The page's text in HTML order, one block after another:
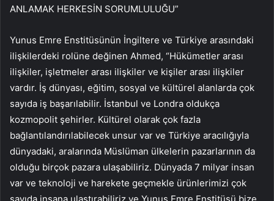
ANLAMAK HERKESİN SORUMLULUĞU”
Yunus Emre Enstitüsünün İngiltere ve Türkiye arasındaki
ilişkilerdeki rolüne değinen Ahmed, “Hükümetler arası
ilişkiler, işletmeler arası ilişkiler ve kişiler arası ilişkiler
vardır. İş dünyası, eğitim, sosyal ve kültürel alanlarda çok
sayıda iş başarılabilir. İstanbul ve Londra oldukça
kozmopolit şehirler. Kültürel olarak çok fazla
bağlantılandırılabilecek unsur var ve Türkiye aracılığıyla
dünyadaki, aralarında Müslüman ülkelerin pazarlarının da
olduğu birçok pazara ulaşabiliriz. Dünyada 7 milyar insan
var ve teknoloji ve harekete geçmekle ürünlerimizi çok